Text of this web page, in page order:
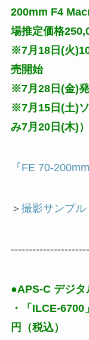
200mm F4
場推定価格
※7月18日(火
売開始
※7月28日(金)
※7月15日(土)
み7月20日(木)）
『FE 70-
＞ 撮影サンプル
●APS-C デジ
・「ILCE-
円（税込）